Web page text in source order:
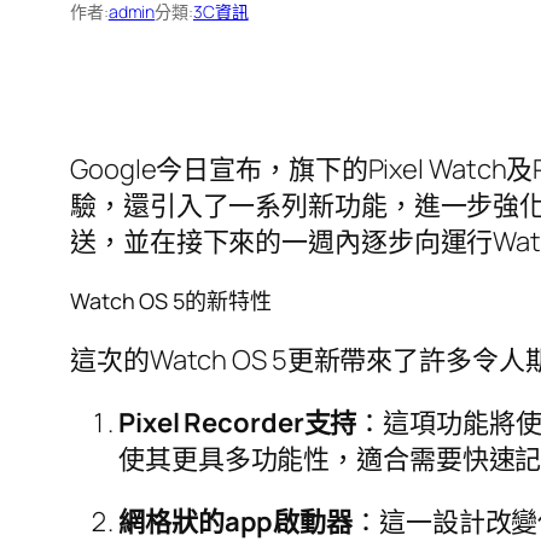
作者:admin分類:3C資訊
Google今日宣布，旗下的Pixel Watch
驗，還引入了一系列新功能，進一步強
送，並在接下來的一週內逐步向運行
Watch OS 5的新特性
這次的Watch OS 5更新帶來了許多令
Pixel Recorder支持 ：這項功能將
使其更具多功能性，適合需要快速
網格狀的app啟動器 ：這一設計改